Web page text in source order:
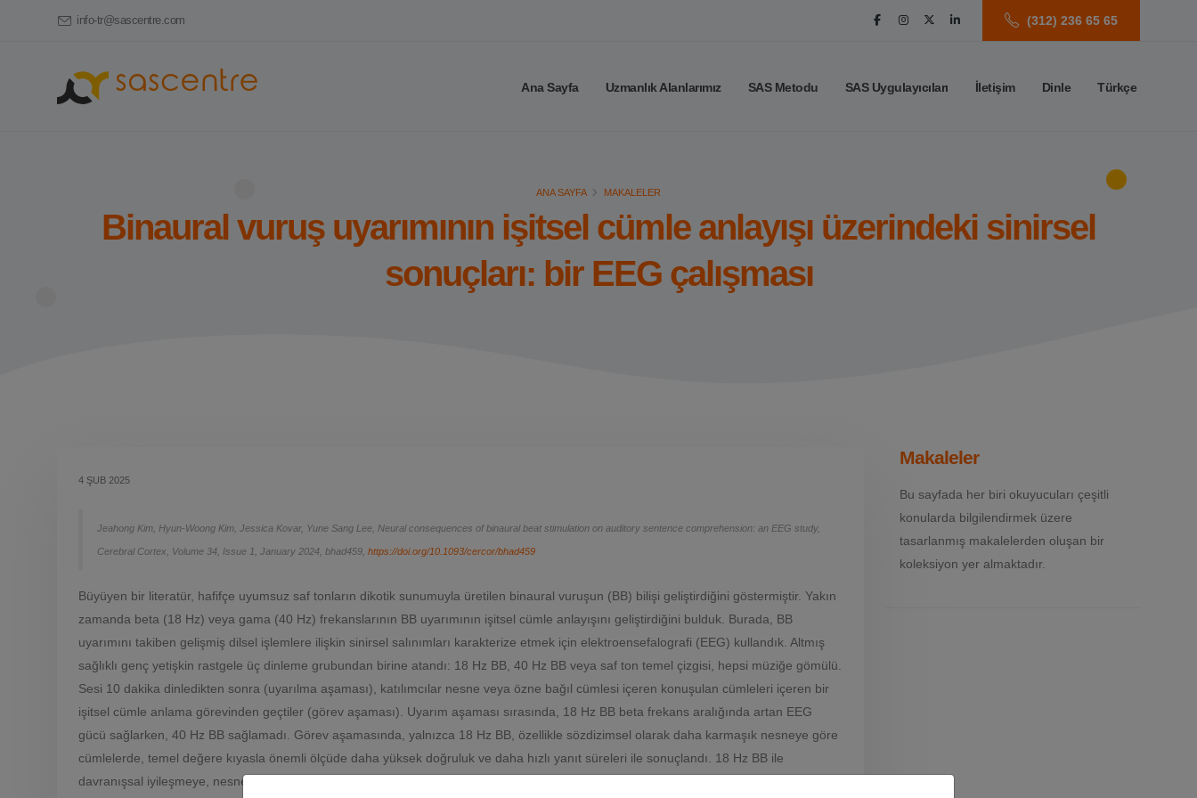
info-tr@sascentre.com (312) 236 65 65
Ana Sayfa Uzmanlık Alanlarımız SAS Metodu SAS Uygulayıcıları İletişim Dinle Türkçe
ANA SAYFA MAKALELER
Binaural vuruş uyarımının işitsel cümle anlayışı üzerindeki sinirsel
sonuçları: bir EEG çalışması
4 ŞUB 2025
Jeahong Kim, Hyun-Woong Kim, Jessica Kovar, Yune Sang Lee, Neural consequences of binaural beat stimulation on auditory sentence comprehension: an EEG study,
Cerebral Cortex, Volume 34, Issue 1, January 2024, bhad459, https://doi.org/10.1093/cercor/bhad459
Büyüyen bir literatür, hafifçe uyumsuz saf tonların dikotik sunumuyla üretilen binaural vuruşun (BB) bilişi geliştirdiğini göstermiştir. Yakın
zamanda beta (18 Hz) veya gama (40 Hz) frekanslarının BB uyarımının işitsel cümle anlayışını geliştirdiğini bulduk. Burada, BB
uyarımını takiben gelişmiş dilsel işlemlere ilişkin sinirsel salınımları karakterize etmek için elektroensefalografi (EEG) kullandık. Altmış
sağlıklı genç yetişkin rastgele üç dinleme grubundan birine atandı: 18 Hz BB, 40 Hz BB veya saf ton temel çizgisi, hepsi müziğe gömülü.
Sesi 10 dakika dinledikten sonra (uyarılma aşaması), katılımcılar nesne veya özne bağıl cümlesi içeren konuşulan cümleleri içeren bir
işitsel cümle anlama görevinden geçtiler (görev aşaması). Uyarım aşaması sırasında, 18 Hz BB beta frekans aralığında artan EEG
gücü sağlarken, 40 Hz BB sağlamadı. Görev aşamasında, yalnızca 18 Hz BB, özellikle sözdizimsel olarak daha karmaşık nesneye göre
cümlelerde, temel değere kıyasla önemli ölçüde daha yüksek doğruluk ve daha hızlı yanıt süreleri ile sonuçlandı. 18 Hz BB ile
davranışsal iyileşmeye, nesne ve özneye göre cümleler arasındaki beta gücü farkının zayıflaması eşlik etti. Bulgularımız, beta
Makaleler
Bu sayfada her biri okuyucuları çeşitli
konularda bilgilendirmek üzere
tasarlanmış makalelerden oluşan bir
koleksiyon yer almaktadır.